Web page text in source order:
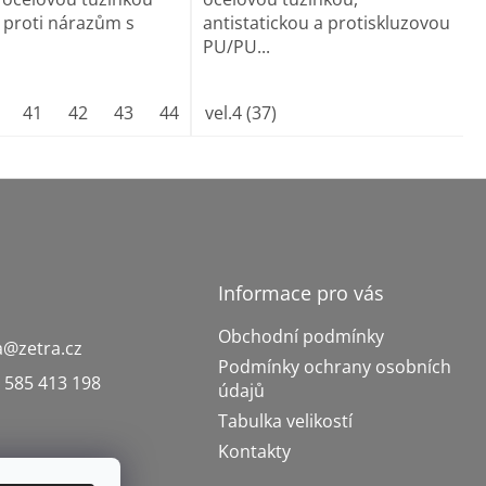
nárazům s
41 42 43 44 45 46
antistatickou a protiskluzovou
PU/PU...
vel.4 (37)
@zetra.cz
413 198
Informace pro vás
Obchodní podmínky
Podmínky ochrany osobních
údajů
Tabulka velikostí
Kontakty